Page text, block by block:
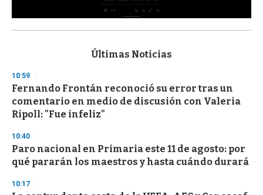
s
d
s
o
f
3
s
e
c
o
d
s
Últimas Noticias
10:59
Fernando Frontán reconoció su error tras un
comentario en medio de discusión con Valeria
Ripoll: "Fue infeliz"
10:40
Paro nacional en Primaria este 11 de agosto: por
qué pararán los maestros y hasta cuándo durará
10:17